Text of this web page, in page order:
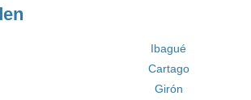
Ibagué
Cartago
Girón